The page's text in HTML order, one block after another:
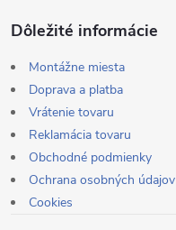
Dôležité informácie
Montážne miesta
Doprava a platba
Vrátenie tovaru
Reklamácia tovaru
Obchodné podmienky
Ochrana osobných údajov
Cookies